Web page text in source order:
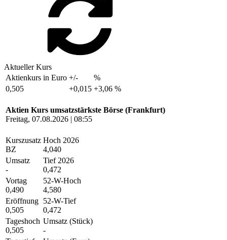
Aktueller Kurs
Aktienkurs in Euro +/-
%
0,505
+0,015 +3,06 %
Aktien Kurs umsatzstärkste Börse (Frankfurt)
Freitag, 07.08.2026 | 08:55
Kurszusatz
BZ
Hoch 2026
4,040
Umsatz
-
Tief 2026
0,472
Vortag
0,490
52-W-Hoch
4,580
Eröffnung
0,505
52-W-Tief
0,472
Tageshoch
0,505
Umsatz (Stück)
-